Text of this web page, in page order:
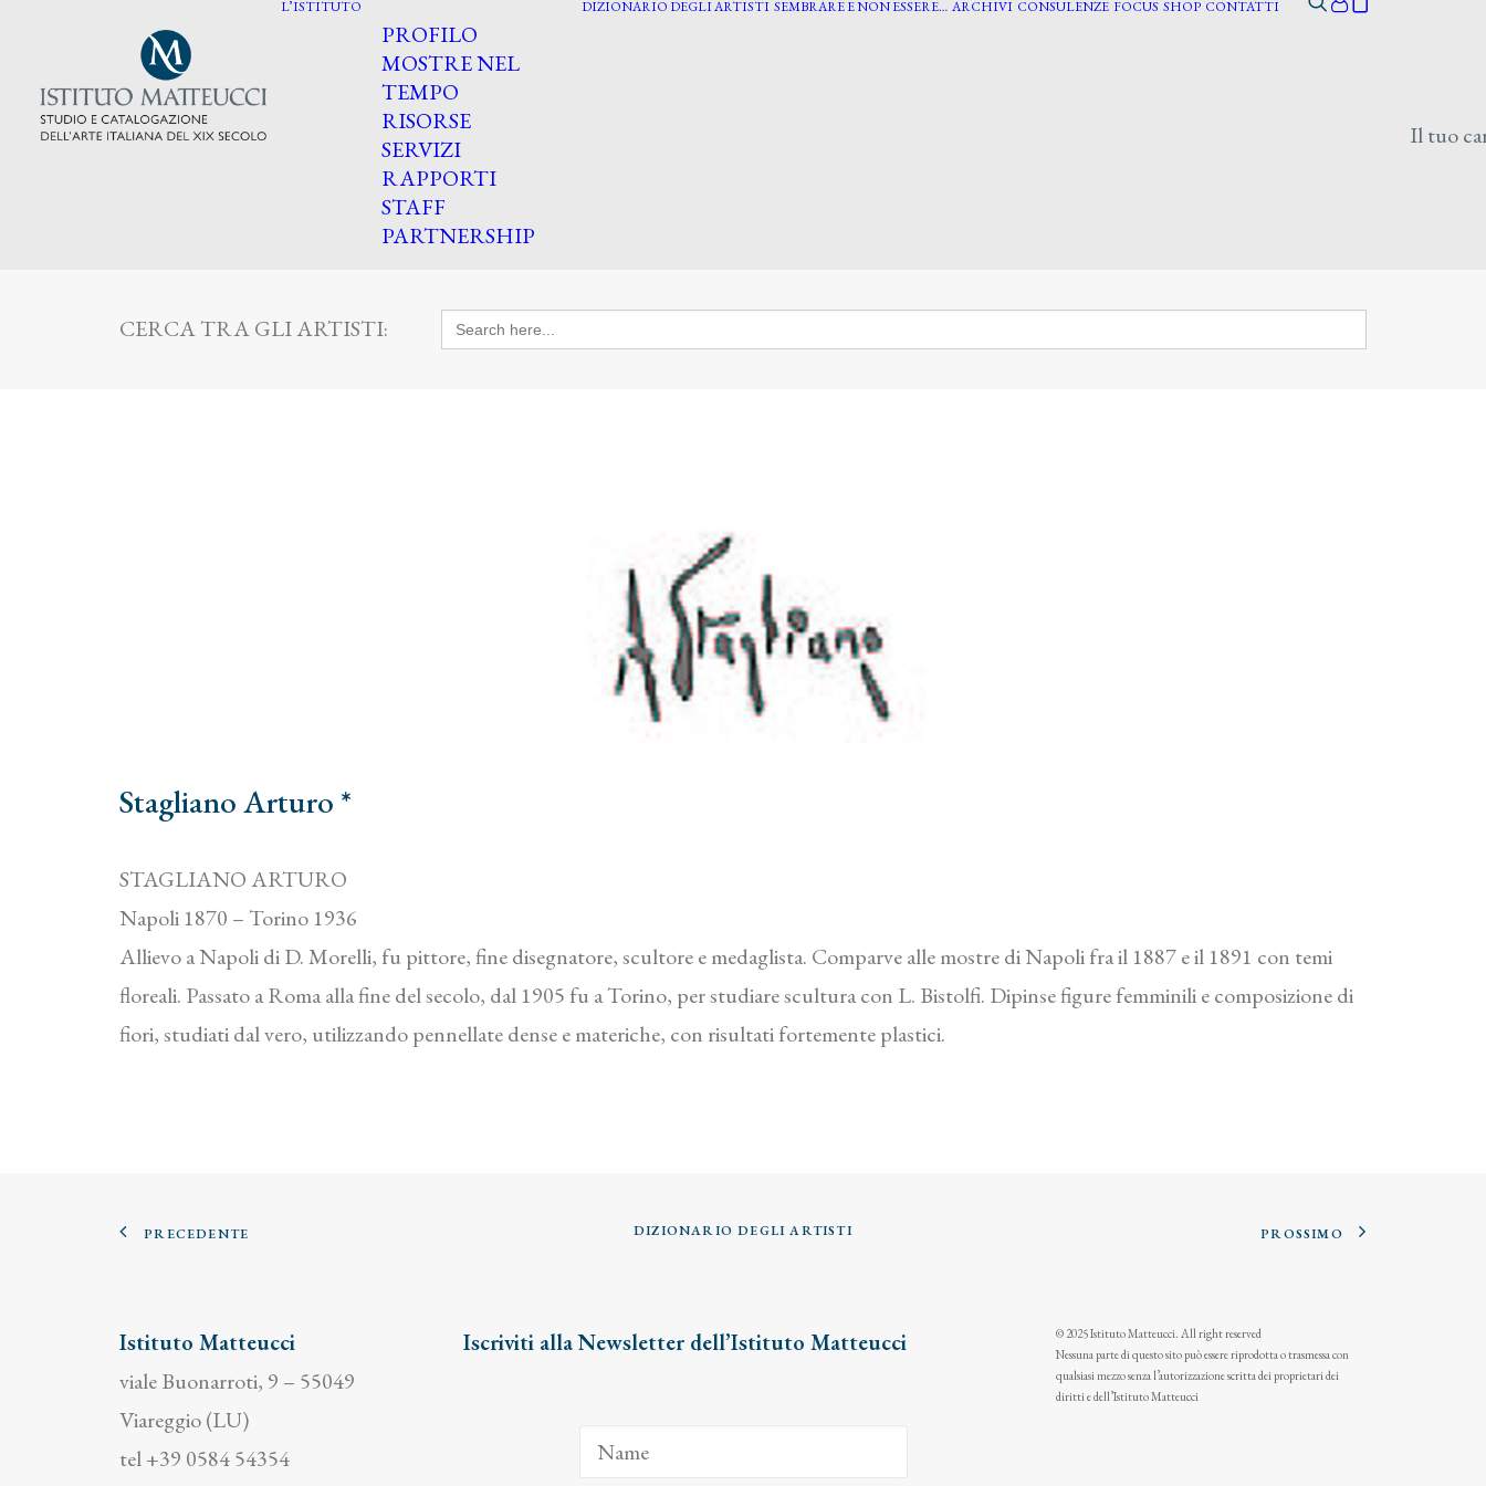
L’ISTITUTO
PROFILO
MOSTRE NEL
TEMPO
RISORSE
SERVIZI
RAPPORTI
STAFF
PARTNERSHIP
DIZIONARIO DEGLI ARTISTI SEMBRARE E NON ESSERE… ARCHIVI CONSULENZE FOCUS SHOP CONTATTI
Il tuo
CERCA TRA GLI ARTISTI: Search
for:
Stagliano Arturo *
STAGLIANO ARTURO
Napoli 1870 – Torino 1936
Allievo a Napoli di D. Morelli, fu pittore, fine disegnatore, scultore e medaglista. Comparve alle mostre di Napoli fra il 1887 e il 1891 con temi
floreali. Passato a Roma alla fine del secolo, dal 1905 fu a Torino, per studiare scultura con L. Bistolfi. Dipinse figure femminili e composizione di
fiori, studiati dal vero, utilizzando pennellate dense e materiche, con risultati fortemente plastici.
PRECEDENTE DIZIONARIO DEGLI ARTISTI PROSSIMO
Istituto Matteucci
viale Buonarroti, 9 – 55049
Viareggio (LU)
tel +39 0584 54354
Iscriviti alla Newsletter dell’Istituto Matteucci
© 2025 Istituto Matteucci. All right reserved
Nessuna parte di questo sito può essere riprodotta o trasmessa con
qualsiasi mezzo senza l’autorizzazione scritta dei proprietari dei
diritti e dell’Istituto Matteucci